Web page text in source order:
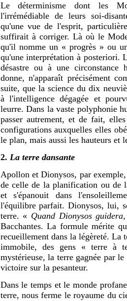
Le déterminisme dont les
l'irrémédiable de leurs soi-
qu'une vue de l'esprit,
suffirait à corriger. Là où le
qu'il nomme un « progrès » ou
qu'une interprétation à posteriori.
désastre ou à une circonstance
donne, n'apparaît précisément
suite, que la science du dix
à l'intelligence dégagée et
leurre. Dans la vaste polyphonie
passer autrement, et de fait,
configurations auxquelles elles
le plan, mais aussi les hauteurs et
2. La terre dansante
Apollon et Dionysos, par
de celle de la planification ou de
et s'épanouit dans
l'équilibre parfait. Dionysos, lui,
terre. « Quand Dionysos
Bacchantes. La formule mérite
recueillement dans la légèreté. La
immobile, des gens « terre à
mystérieuse, la terre gagnée par
victoire sur la pesanteur.
Dans le temps et le monde
terre, nous ferme le royaume du